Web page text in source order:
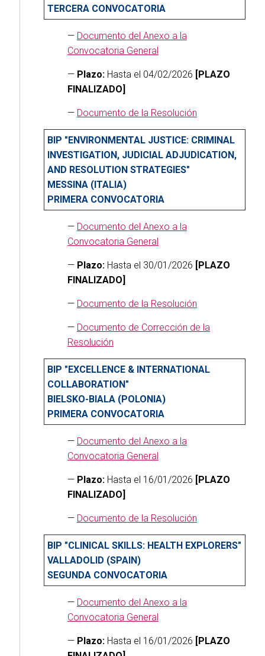
TERCERA CONVOCATORIA
— Documento del Anexo a la
Convocatoria General
— Plazo:Hasta el 04/02/2026 [PLAZO
FINALIZADO]
— Documento de la Resolución
BIP "ENVIRONMENTAL JUSTICE: CRIMINAL
INVESTIGATION, JUDICIAL ADJUDICATION,
AND RESOLUTION STRATEGIES"
MESSINA (ITALIA)
PRIMERA CONVOCATORIA
— Documento del Anexo a la
Convocatoria General
— Plazo:Hasta el 30/01/2026 [PLAZO
FINALIZADO]
— Documento de la Resolución
— Documento de Corrección de la
Resolución
BIP "EXCELLENCE & INTERNATIONAL
COLLABORATION"
BIELSKO-BIALA (POLONIA)
PRIMERA CONVOCATORIA
— Documento del Anexo a la
Convocatoria General
— Plazo:Hasta el 16/01/2026 [PLAZO
FINALIZADO]
— Documento de la Resolución
BIP "CLINICAL SKILLS: HEALTH EXPLORERS"
VALLADOLID (SPAIN)
SEGUNDA CONVOCATORIA
— Documento del Anexo a la
Convocatoria General
— Plazo:Hasta el 16/01/2026 [PLAZO